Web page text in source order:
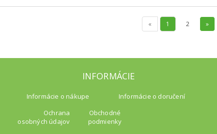
« 1 2 »
INFORMÁCIE
Informácie o nákupe
Informácie o doručení
Ochrana
osobných údajov
Obchodné
podmienky